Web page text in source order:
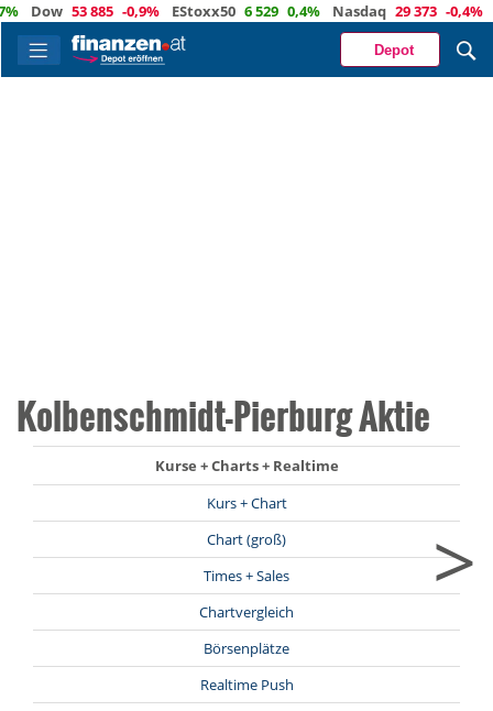
Dow 53 885 -0,9% EStoxx50 6 529 0,4% Nasdaq 29 373 -0,4% Öl
Depot
Kolbenschmidt-Pierburg Aktie
Kurse + Charts + Realtime
Kurs + Chart
Chart (groß)
Times + Sales
Chartvergleich
Börsenplätze
Realtime Push
>